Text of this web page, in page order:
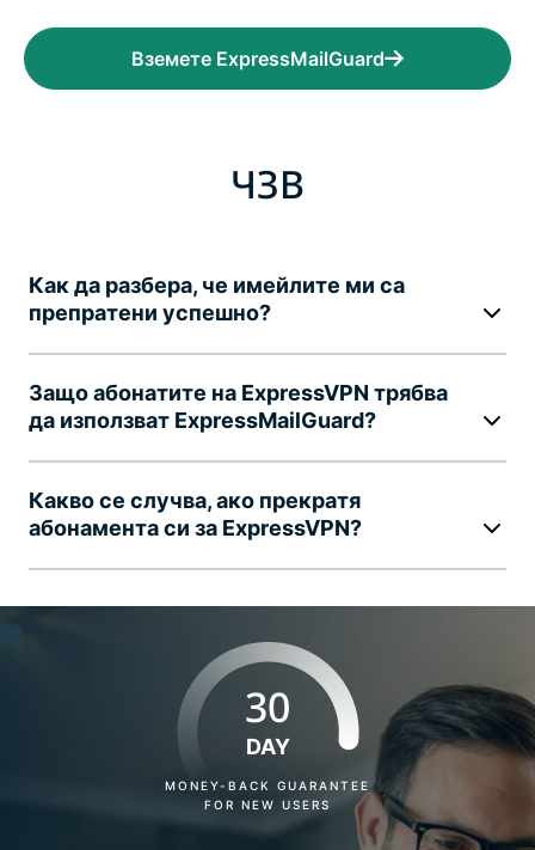
Вземете ExpressMailGuard
ЧЗВ
Как да разбера, че имейлите ми са
препратени успешно?
Защо абонатите на ExpressVPN трябва
да използват ExpressMailGuard?
Какво се случва, ако прекратя
абонамента си за ExpressVPN?
30
DAY
MONEY-BACK GUARANTEE
FOR NEW USERS